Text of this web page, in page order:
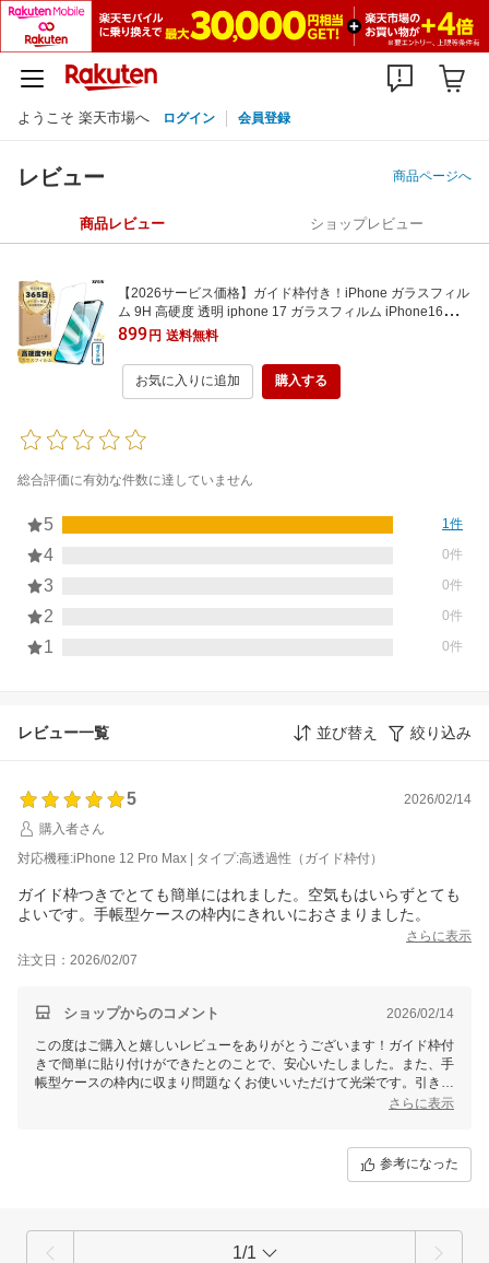
ようこそ 楽天市場へ ログイン 会員登録
レビュー 商品ページへ
商品レビュー ショップレビュー
【2026サービス価格】ガイド枠付き！iPhone ガラスフィル
ム 9H 高硬度 透明 iphone 17 ガラスフィルム iPhone16保護
フィルム iPhone 15 保護フィルム iPhone 14 保護フィルム i
吸着 飛散防止
899円 送料無料
お気に入りに追加 購入する
総合評価に有効な件数に達していません
5 1件
4 0件
3 0件
2 0件
1 0件
レビュー一覧 並び替え 絞り込み
5
2026/02/14
購入者さん
対応機種:iPhone 12 Pro Max | タイプ:高透過性（ガイド枠付）
ガイド枠つきでとても簡単にはれました。空気もはいらずとても
よいです。手帳型ケースの枠内にきれいにおさまりました。
さらに表示
注文日：2026/02/07
ショップからのコメント 2026/02/14
この度はご購入と嬉しいレビューをありがとうございます！ガイド枠付
きで簡単に貼り付けができたとのことで、安心いたしました。また、手
帳型ケースの枠内に収まり問題なくお使いいただけて光栄です。引き続
き快適にご利用いただければ幸いです。今後ともよろしくお願いいたし
さらに表示
参考になった
1/1